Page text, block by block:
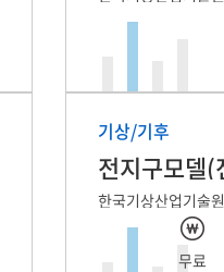
기상/기후
한국기상산업기술원
무료